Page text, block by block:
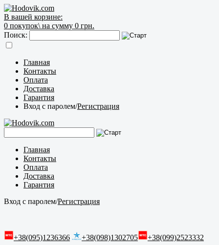
В вашей корзине:
0 покупок\ на сумму 0 грн.
Поиск:
Главная
Контакты
Оплата
Доставка
Гарантия
Вход с паролем/Регистрация
Главная
Контакты
Оплата
Доставка
Гарантия
Вход с паролем/Регистрация
+38(095)1236366 +38(098)1302705 +38(099)2523332